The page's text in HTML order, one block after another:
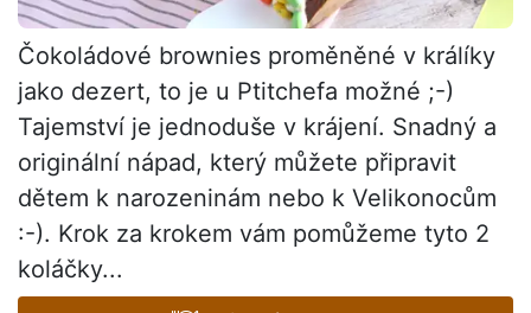
Čokoládové brownies proměněné v králíky
jako dezert, to je u Ptitchefa možné ;-)
Tajemství je jednoduše v krájení. Snadný a
originální nápad, který můžete připravit
dětem k narozeninám nebo k Velikonocům
:-). Krok za krokem vám pomůžeme tyto 2
koláčky...